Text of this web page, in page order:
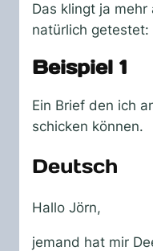
Das klingt ja
natürlich getestet:
Beispiel 1
Ein Brief den ich
schicken können.
Deutsch
Hallo Jörn,
jemand hat mir